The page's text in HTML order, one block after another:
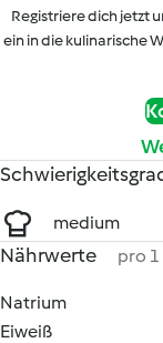
Registriere dich jetzt
ein in die kulinarische
medium
Nährwerte pro
Natrium
Eiweiß